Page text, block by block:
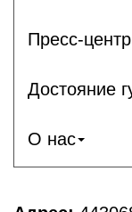
Пресс-центр
Достояние
О нас